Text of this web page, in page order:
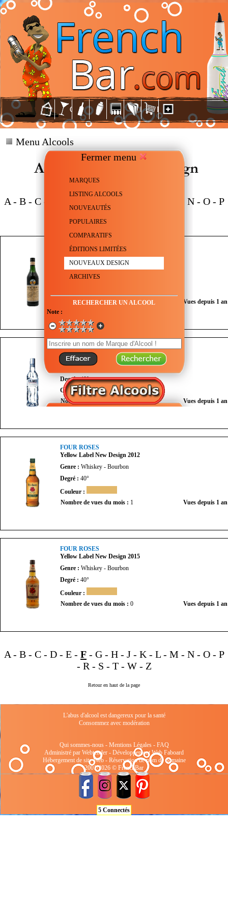
Fermer menu
MARQUES
LISTING ALCOOLS
NOUVEAUTÉS
POPULAIRES
COMPARATIFS
ÉDITIONS LIMITÉES
NOUVEAUX DESIGN
ARCHIVES
RECHERCHER UN ALCOOL
Note :
Menu Alcools
A - B - C - - N - O - P
- R-S-
FERNET-BRANCA
Genre :Liqueur
Degré :42°
Nombre de vues du mois : 0 Vues depuis 1
FINLANDIA
Originale New Design 2011
Genre :Vodka
Degré :40°
Couleur : Transparent
Nombre de vues du mois :1 Vues depuis 1
FOUR ROSES
Yellow Label New Design 2012
Genre : Whiskey - Bourbon
Degré : 40°
Couleur :
Nombre de vues du mois : 1 Vues depuis 1
FOUR ROSES
Yellow Label New Design 2015
Genre : Whiskey - Bourbon
Degré : 40°
Couleur :
Nombre de vues du mois : 0 Vues depuis 1
A - B - C - D - E - F - G - H - J - K - L - M - N - O - P
- R - S - T- W- Z
Retour en haut de la page
L'abus d'alcool est dangereux pour la santé
Consommez avec modération
Qui sommes-nous- Mentions Légales- FAQ
Administré par Webtender - Développement Web Faboard
Hébergement de site Web- Réservation de nom de domaine
2001/2026 © FrenchBar
5 Connectés